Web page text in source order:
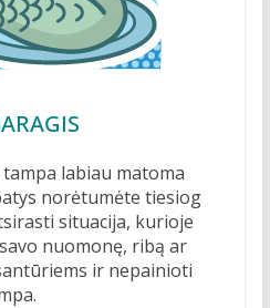
labiau matoma
norėtumėte tiesiog
situacija, kurioje
nuomonę, ribą ar
ir nepainioti